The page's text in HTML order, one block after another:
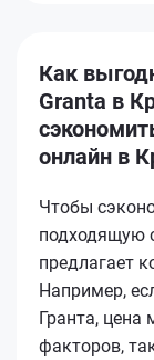
Как
Granta в
онлайн в
Чтобы
подходящую
предлагает
Например,
Гранта, цена
факторов,